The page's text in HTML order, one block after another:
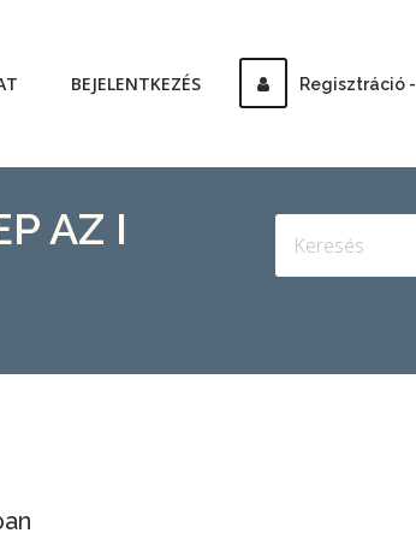
Regisztráció -
BEJELENTKEZÉS
AZ I